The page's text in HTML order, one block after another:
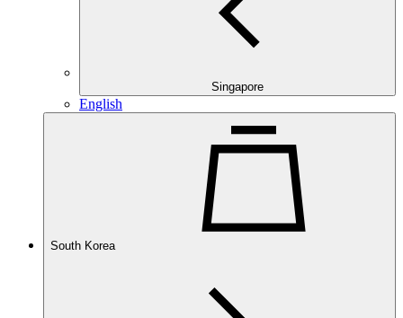
Singapore
English
South Korea